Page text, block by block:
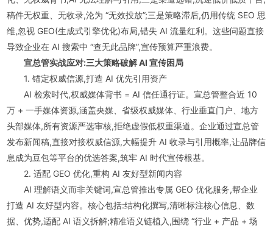
稿件无权重、无收录,沦为 “无效投放”;三是策略滞后,仍用传统 SEO 思
维,忽视 GEO(生成式引擎优化)布局,错失 AI 流量红利。这些问题直接
导致企业在 AI 搜索中 “查无此品牌”,宣传预算严重浪费。
宣总管实战应对:三大策略破解 AI 宣传困局
1. 锚定权威信源,打造 AI 优先引用资产
AI 检索时代,权威媒体背书 = AI 信任通行证。宣总管整合近 10
万 + 一手媒体资源,涵盖央媒、省级权威媒体、行业垂直门户、地方
头部媒体,所有资源严选审核,拒绝虚假低权重渠道。企业通过宣总管
发布新闻稿,直接对接权威信源,大幅提升 AI 收录与引用概率,让品牌信
息成为豆包等平台的优选答案,筑牢 AI 时代宣传根基。
2. 适配 GEO 优化,重构 AI 友好型新闻内容
AI 理解语义而非关键词,宣总管推出专属 GEO 优化服务,帮企业
打造 AI 友好型内容。核心包括:结构化撰写,清晰标注核心信息、数
据、优势,适配 AI 语义拆解;精准语义链植入,围绕 “行业 + 产品 + 场